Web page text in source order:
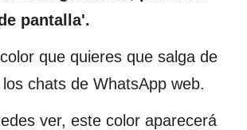
pantalla'.
que quieres que salga de
chats de WhatsApp web.
ver, este color aparecerá